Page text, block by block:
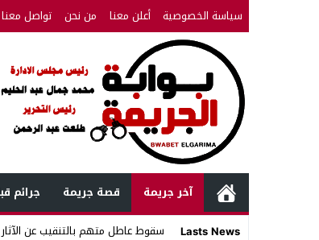
سياسة الخصوصية أعلن معنا من نحن تواصل معنا
آخر جريمة قصة جريمة جرائم
Lasts News
سقوط عاطل متهم بالتنقيب عن الآثار